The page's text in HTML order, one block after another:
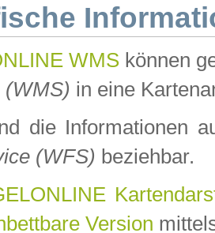
WMS können
(WMS) in eine
die Informationen
(WFS) beziehbar.
Version